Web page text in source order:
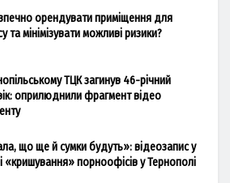
орендувати приміщення для
та мінімізувати можливі ризики?
ТЦК загинув 46-річний
оприлюднили фрагмент відео
що ще й сумки будуть»: відеозапис у
«кришування» порноофісів у Тернополі